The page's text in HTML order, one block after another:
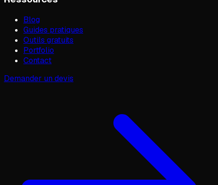
Blog
Guides pratiques
Outils gratuits
Portfolio
Contact
Demander un devis